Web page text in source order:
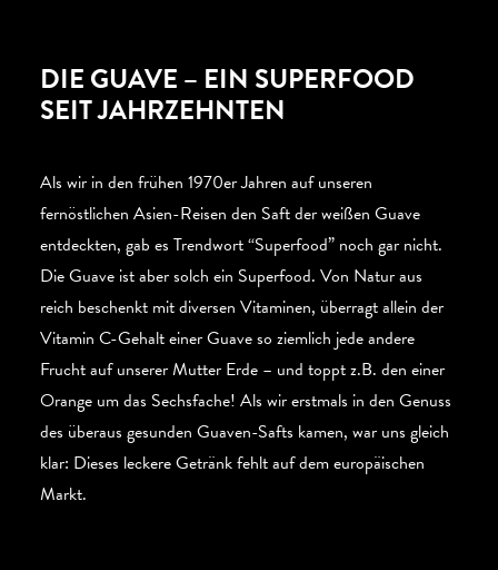
DIE GUAVE – EIN SUPERFOOD
SEIT JAHRZEHNTEN
Als wir in den frühen 1970er Jahren auf unseren
fernöstlichen Asien-Reisen den Saft der weißen Guave
entdeckten, gab es Trendwort “Superfood” noch gar nicht.
Die Guave ist aber solch ein Superfood. Von Natur aus
reich beschenkt mit diversen Vitaminen, überragt allein der
Vitamin C-Gehalt einer Guave so ziemlich jede andere
Frucht auf unserer Mutter Erde – und toppt z.B. den einer
Orange um das Sechsfache! Als wir erstmals in den Genuss
des überaus gesunden Guaven-Safts kamen, war uns gleich
klar: Dieses leckere Getränk fehlt auf dem europäischen
Markt.